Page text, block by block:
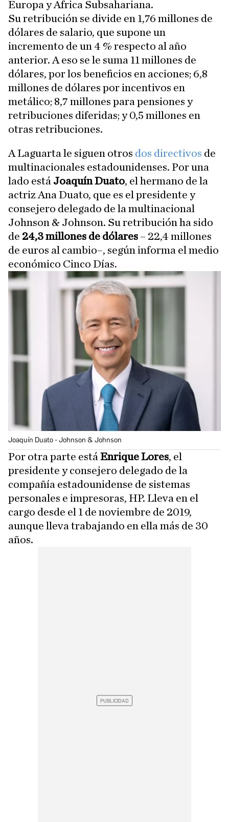
Europa y África Subsahariana.
Su retribución se divide en 1,76 millones de
dólares de salario, que supone un
incremento de un 4 % respecto al año
anterior. A eso se le suma 11 millones de
dólares, por los beneficios en acciones; 6,8
millones de dólares por incentivos en
metálico; 8,7 millones para pensiones y
retribuciones diferidas; y 0,5 millones en
otras retribuciones.
A Laguarta le siguen otros dos directivos de
multinacionales estadounidenses. Por una
lado está Joaquín Duato, el hermano de la
actriz Ana Duato, que es el presidente y
consejero delegado de la multinacional
Johnson & Johnson. Su retribución ha sido
de 24,3 millones de dólares – 22,4 millones
de euros al cambio–, según informa el medio
económico Cinco Días.
Joaquín Duato - Johnson & Johnson
Por otra parte está Enrique Lores, el
presidente y consejero delegado de la
compañía estadounidense de sistemas
personales e impresoras, HP. Lleva en el
cargo desde el 1 de noviembre de 2019,
aunque lleva trabajando en ella más de 30
años.